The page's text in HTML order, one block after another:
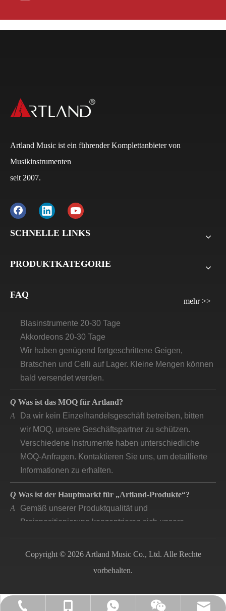
+86-2552141903
+86-13770532692
+86-13770532692
lily@artlandmusic.com
Artland Music ist ein führender Komplettanbieter von
Musikinstrumenten
seit 2007.
SCHNELLE LINKS
PRODUKTKATEGORIE
FAQ
mehr >>
Wie lauten die Zahlungsbedingungen?
beträgt die Anzahlung 30 %, der Restbetrag 70 % vor
QWie lange wird die Vorlaufzeit/Lieferzeit für Artland
Gitarren und Ukulelen brauchen 45-60 Tage
Akkordeons 20-30 Tage
Wir haben genügend fortgeschrittene Geigen,
Bratschen und Celli auf Lager. Kleine Mengen können
bald versendet werden.
A Da wir kein Einzelhandelsgeschäft betreiben, bitten
wir MOQ, unsere Geschäftspartner zu schützen.
Verschiedene Instrumente haben unterschiedliche
MOQ-Anfragen. Kontaktieren Sie uns, um detaillierte
Informationen zu erhalten.
A Gemäß unserer Produktqualität und
Preispositionierung konzentrieren sich unsere
nach guter Qualität fragen.
und wie ist das Feedback?
den 14 Jahren haben wir mit über 140 Unternehmen in
Copyright © 2026 Artland Music Co., Ltd. Alle Rechte
vorbehalten.